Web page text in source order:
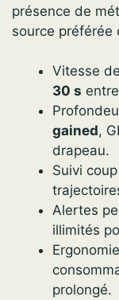
présence de
source
Vitesse
30 s
gained,
drapeau.
Suivi
Alertes
illimités
prolongé.